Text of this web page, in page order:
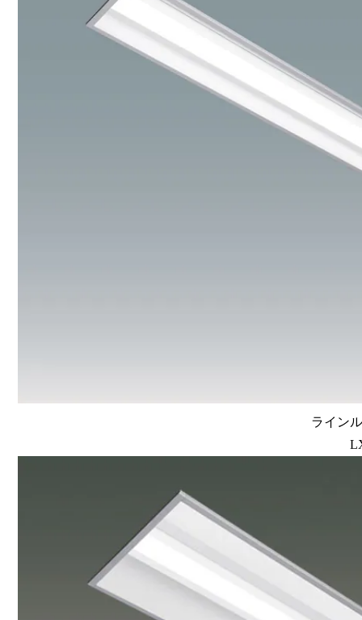
ライン